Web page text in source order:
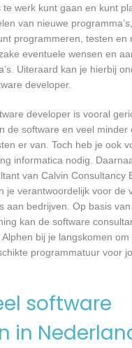
werk kunt gaan en kunt
van nieuwe
programmeren, testen en
eventuele wensen en
Uiteraard kan je hierbij
developer.
developer is vooral
de software en veel minder
er van. Toch heb je ook
informatica nodig.
van Calvin Consultancy
je verantwoordelijk voor de
aan bedrijven. Op basis
kan de software
bij je langskomen
programmatuur voor
software
in